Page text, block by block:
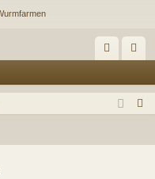
m
de
ist
re